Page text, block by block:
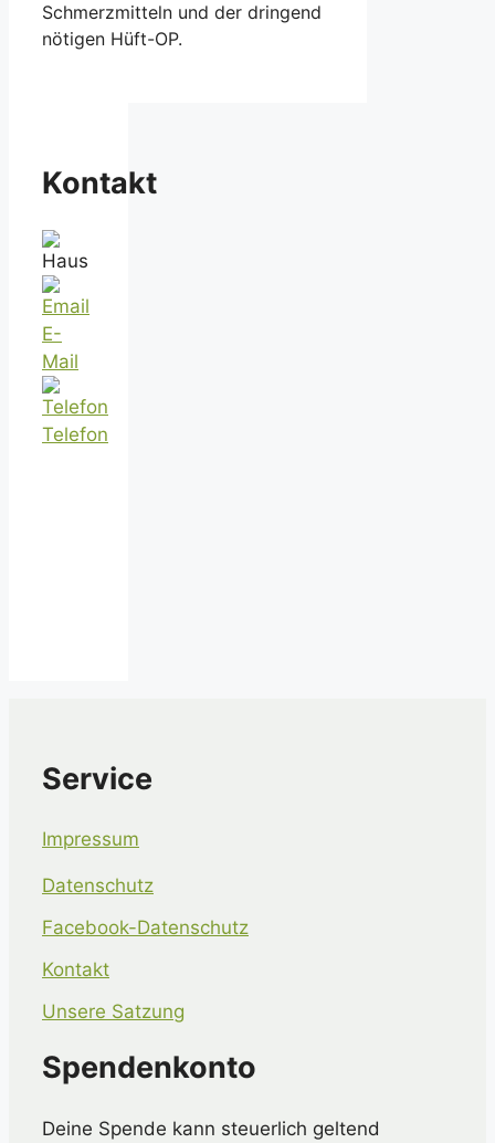
Schmerzmitteln und der dringend
nötigen Hüft-OP.
Kontakt
E-
Mail
Telefon
Service
Impressum
Datenschutz
Facebook-Datenschutz
Kontakt
Unsere Satzung
Spendenkonto
Deine Spende kann steuerlich geltend